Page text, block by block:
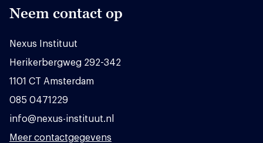
Neem contact op
Nexus Instituut
Herikerbergweg 292-342
1101 CT Amsterdam
085 0471229
info@nexus-instituut.nl
Meer contactgegevens